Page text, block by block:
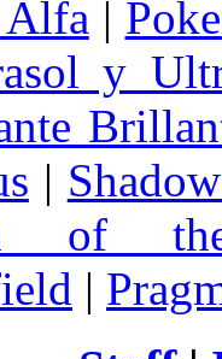
Alfa |
y
|
of
|